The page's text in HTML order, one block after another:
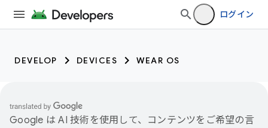
ログイン
DEVELOP DEVICES WEAR OS
Google は AI 技術を使用して、コンテンツをご希望の言